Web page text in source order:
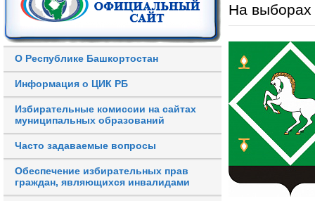
О Республике Башкортостан
Информация о ЦИК РБ
Избирательные комиссии на сайтах
муниципальных образований
Часто задаваемые вопросы
Обеспечение избирательных прав
граждан, являющихся инвалидами
На выборах